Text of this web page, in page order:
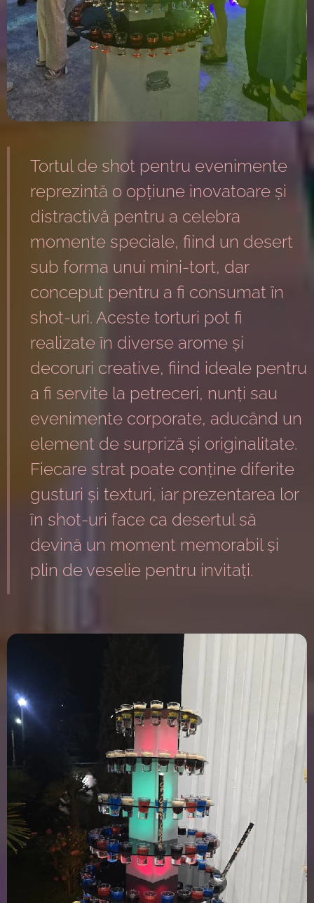
Tortul de shot pentru evenimente
reprezintă o opțiune inovatoare și
distractivă pentru a celebra
momente speciale, fiind un desert
sub forma unui mini-tort, dar
conceput pentru a fi consumat în
shot-uri. Aceste torturi pot fi
realizate în diverse arome și
decoruri creative, fiind ideale pentru
a fi servite la petreceri, nunți sau
evenimente corporate, aducând un
element de surpriză și originalitate.
Fiecare strat poate conține diferite
gusturi și texturi, iar prezentarea lor
în shot-uri face ca desertul să
devină un moment memorabil și
plin de veselie pentru invitați.